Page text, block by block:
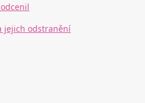
jejich odstranění